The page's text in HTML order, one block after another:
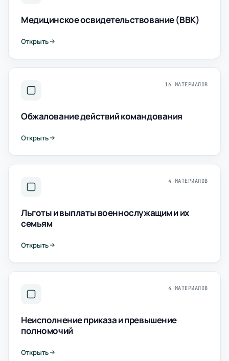
Медицинское освидетельствование (ВВК)
Открыть
16 МАТЕРИАЛОВ
Обжалование действий командования
Открыть
4 МАТЕРИАЛОВ
Льготы и выплаты военнослужащим и их
семьям
Открыть
4 МАТЕРИАЛОВ
Неисполнение приказа и превышение
полномочий
Открыть